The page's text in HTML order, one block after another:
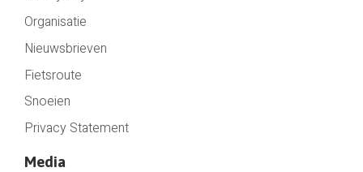
Organisatie
Nieuwsbrieven
Fietsroute
Snoeien
Privacy Statement
Media